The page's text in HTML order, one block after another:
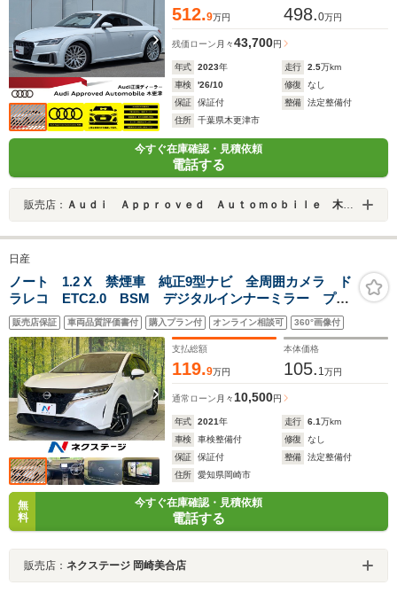
512.9万円 498.0万円
残価ローン 月々43,700円
年式 2023年 走行 2.5万km
車検
'26/10 修復
なし
保証
保証付 整備
法定整備付
住所
千葉県木更津市
今すぐ在庫確認・見積依頼
電話する
販売店： Ａｕｄｉ Ａｐｐｒｏｖｅｄ Ａｕｔｏｍｏｂｉｌｅ 木更津
日産
ノート 1.2 X 禁煙車 純正9型ナビ 全周囲カメラ ド
ラレコ ETC2.0 BSM デジタルインナーミラー プロ
パイロット Bluetooth再生 純正16インチアルミ エマ
ージェンシーブレーキ コーナーセンサー
販売店保証 車両品質評価書付 購入プラン付 オンライン相談可 360°画像付
支払総額
119.9万円
本体価格
105. 1 万円
通常ローン 月々 10,500円
年式 2021年 走行 6.1万km
車検
車検整備付 修復
なし
保証
保証付 整備
法定整備付
住所
愛知県岡崎市
無
料
今すぐ在庫確認・見積依頼
電話する
販売店： ネクステージ 岡崎美合店